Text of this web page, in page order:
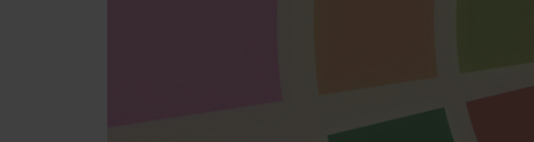
Premi invio per cercare o ESC per